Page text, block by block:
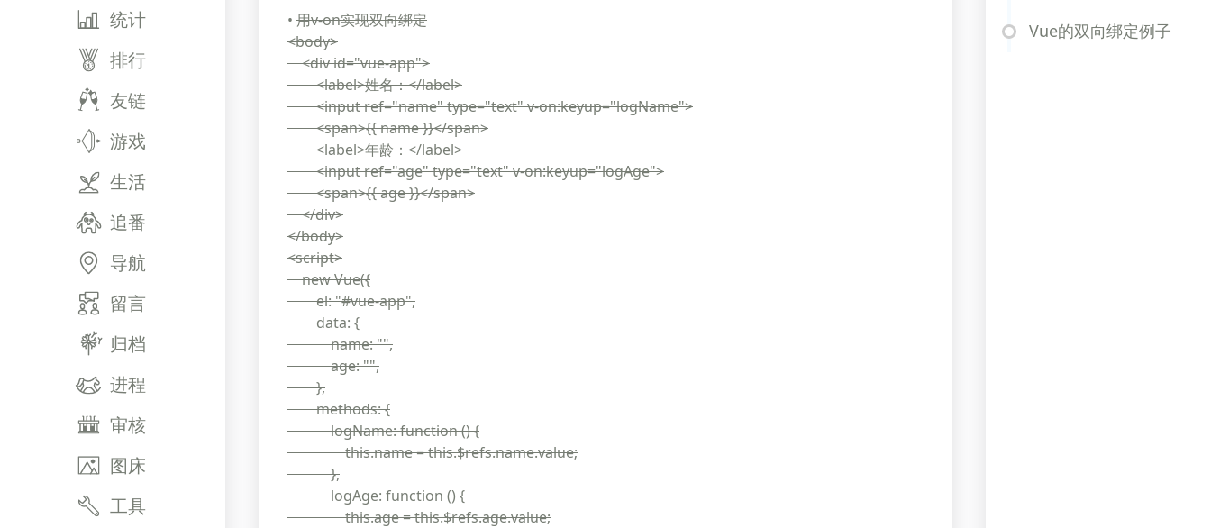
统计
排行
友链
游戏
生活
追番
导航
留言
归档
进程
审核
图床
工具
• 用v-on实现双向绑定
<body>
<div id="vue-app">
<label>姓名：</label>
<input ref="name" type="text" v-on:keyup="logName">
<span>{{ name }}</span>
<label>年龄：</label>
<input ref="age" type="text" v-on:keyup="logAge">
<span>{{ age }}</span>
</div>
</body>
<script>
new Vue({
el: "#vue-app",
data: {
name: "",
age: "",
},
methods: {
logName: function () {
this.name = this.$refs.name.value;
},
logAge: function () {
this.age = this.$refs.age.value;
Vue的双向绑定例子